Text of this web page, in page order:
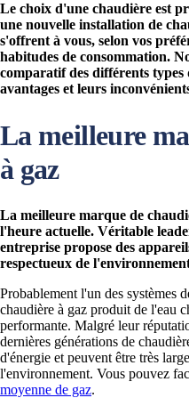
Le choix d'une chaudière est
une nouvelle installation de
s'offrent à vous, selon vos
habitudes de consommation.
comparatif des différents
avantages et leurs
La meilleure
à gaz
La meilleure marque de
l'heure actuelle. Véritable
entreprise propose des
respectueux de
Probablement l'un des systèmes
chaudière à gaz produit de l'eau
performante. Malgré leur
dernières générations de
d'énergie et peuvent être très
l'environnement. Vous pouvez
moyenne de gaz.